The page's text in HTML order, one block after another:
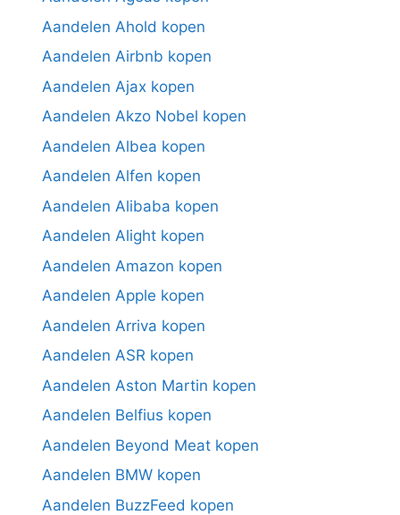
Aandelen Ahold kopen
Aandelen Airbnb kopen
Aandelen Ajax kopen
Aandelen Akzo Nobel kopen
Aandelen Albea kopen
Aandelen Alfen kopen
Aandelen Alibaba kopen
Aandelen Alight kopen
Aandelen Amazon kopen
Aandelen Apple kopen
Aandelen Arriva kopen
Aandelen ASR kopen
Aandelen Aston Martin kopen
Aandelen Belfius kopen
Aandelen Beyond Meat kopen
Aandelen BMW kopen
Aandelen BuzzFeed kopen